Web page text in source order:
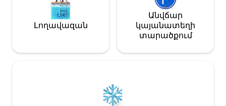
Լողավազան
Անվճար
կայանատեղի
տարածքում